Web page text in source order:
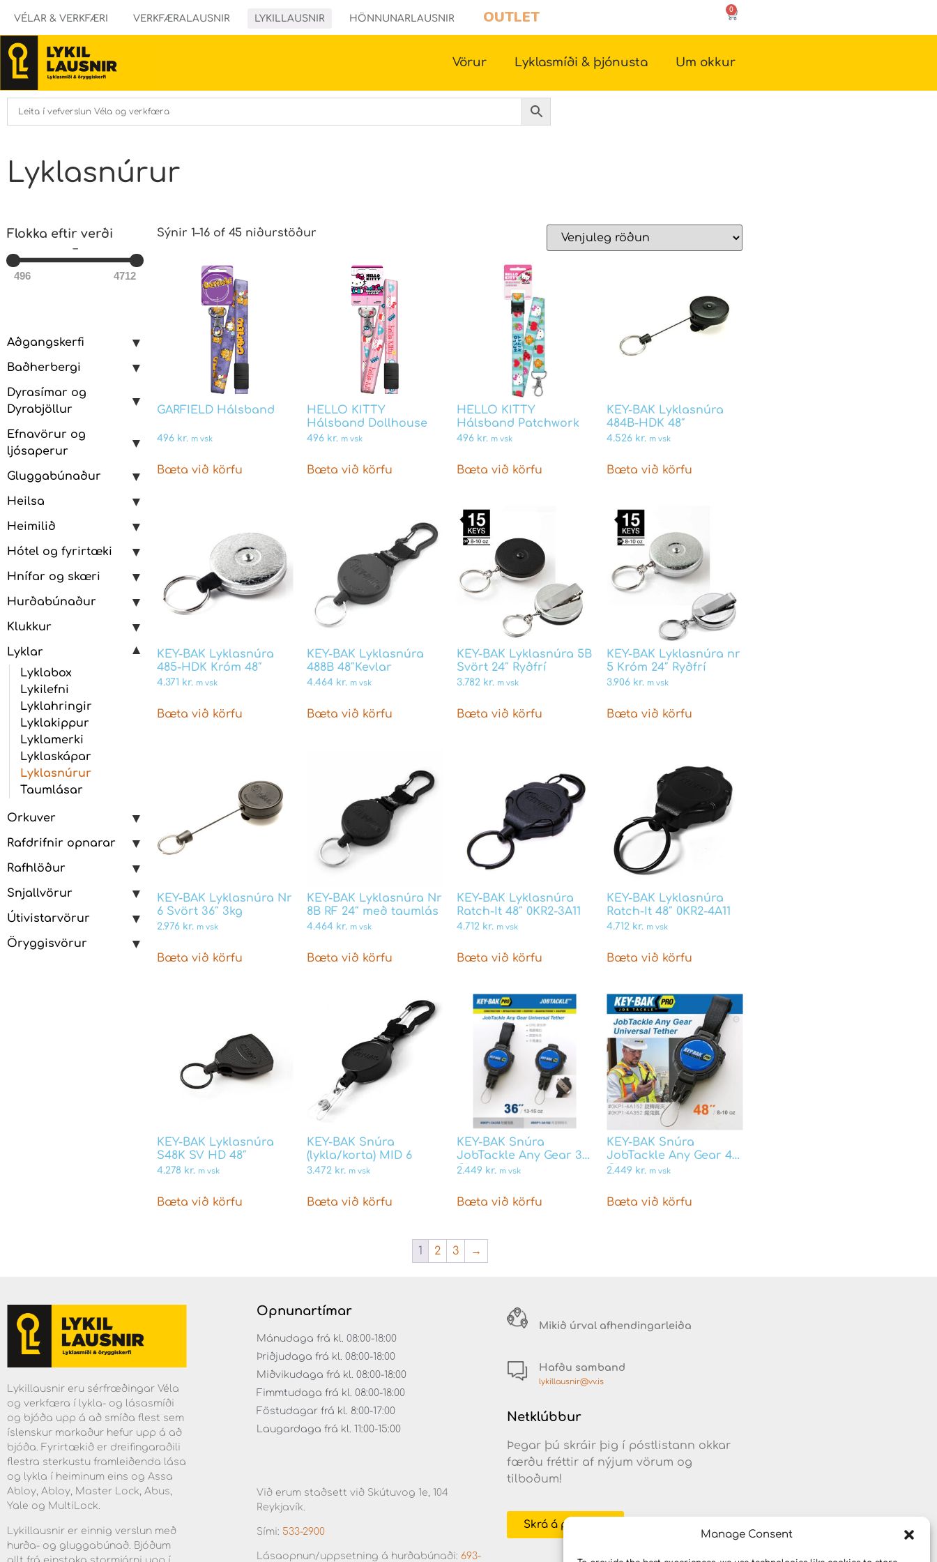
Manage Consent
VÉLAR & VERKFÆRI VERKFÆRALAUSNIR LYKILLAUSNIR HÖNNUNARLAUSNIR OUTLET 0
Vörur Lyklasmíði & þjónusta Um okkur
Lyklasnúrur
Flokka eftir verði
–
496 4712
Aðgangskerfi
Baðherbergi
Dyrasímar og
Dyrabjöllur
Efnavörur og
ljósaperur
Gluggabúnaður
Heilsa
Heimilið
Hótel og fyrirtæki
Hnífar og skæri
Hurðabúnaður
Klukkur
Lyklar
Lyklabox
Lykilefni
Lyklahringir
Lyklakippur
Lyklamerki
Lyklaskápar
Lyklasnúrur
Taumlásar
Orkuver
Rafdrifnir opnarar
Rafhlöður
Snjallvörur
Útivistarvörur
Öryggisvörur
Sýnir 1–16 of 45 niðurstöður
GARFIELD Hálsband
496 kr. m vsk
Bæta við körfu
HELLO KITTY
Hálsband Dollhouse
496 kr. m vsk
Bæta við körfu
HELLO KITTY
Hálsband Patchwork
496 kr. m vsk
Bæta við körfu
KEY-BAK Lyklasnúra
484B-HDK 48″
4.526 kr. m vsk
Bæta við körfu
KEY-BAK Lyklasnúra
485-HDK Króm 48″
4.371 kr. m vsk
Bæta við körfu
KEY-BAK Lyklasnúra
488B 48″Kevlar
4.464 kr. m vsk
Bæta við körfu
KEY-BAK Lyklasnúra 5B
Svört 24″ Ryðfrí
3.782 kr. m vsk
Bæta við körfu
KEY-BAK Lyklasnúra nr
5 Króm 24″ Ryðfrí
3.906 kr. m vsk
Bæta við körfu
KEY-BAK Lyklasnúra Nr
6 Svört 36″ 3kg
2.976 kr. m vsk
Bæta við körfu
KEY-BAK Lyklasnúra Nr
8B RF 24″ með taumlás
4.464 kr. m vsk
Bæta við körfu
KEY-BAK Lyklasnúra
Ratch-It 48″ 0KR2-3A11
4.712 kr. m vsk
Bæta við körfu
KEY-BAK Lyklasnúra
Ratch-It 48″ 0KR2-4A11
4.712 kr. m vsk
Bæta við körfu
KEY-BAK Lyklasnúra
S48K SV HD 48″
4.278 kr. m vsk
Bæta við körfu
KEY-BAK Snúra
(lykla/korta) MID 6
3.472 kr. m vsk
Bæta við körfu
KEY-BAK Snúra
JobTackle Any Gear 36″
Clip
2.449 kr. m vsk
Bæta við körfu
KEY-BAK Snúra
JobTackle Any Gear 48″
Clip
2.449 kr. m vsk
Bæta við körfu
1 2 3 →
Lykillausnir eru sérfræðingar Véla
og verkfæra í lykla- og lásasmíði
og bjóða upp á að smíða flest sem
íslenskur markaður hefur upp á að
bjóða. Fyrirtækið er dreifingaraðili
flestra sterkustu framleiðenda lása
og lykla í heiminum eins og Assa
Abloy, Abloy, Master Lock, Abus,
Yale og MultiLock.
Lykillausnir er einnig verslun með
hurða- og gluggabúnað. Bjóðum
Opnunartímar
Mánudaga frá kl. 08:00-18:00
Þriðjudaga frá kl. 08:00-18:00
Miðvikudaga frá kl. 08:00-18:00
Fimmtudaga frá kl. 08:00-18:00
Föstudagar frá kl. 8:00-17:00
Laugardaga frá kl. 11:00-15:00
Við erum staðsett við Skútuvog 1e, 104
Reykjavík.
Sími: 533-2900
Lásaopnun/uppsetning á hurðabúnaði: 693-
Mikið úrval afhendingarleiða
Hafðu samband
lykillausnir@vv.is
Netklúbbur
Þegar þú skráir þig í póstlistann okkar
færðu fréttir af nýjum vörum og
tilboðum!
Skrá á póstlista